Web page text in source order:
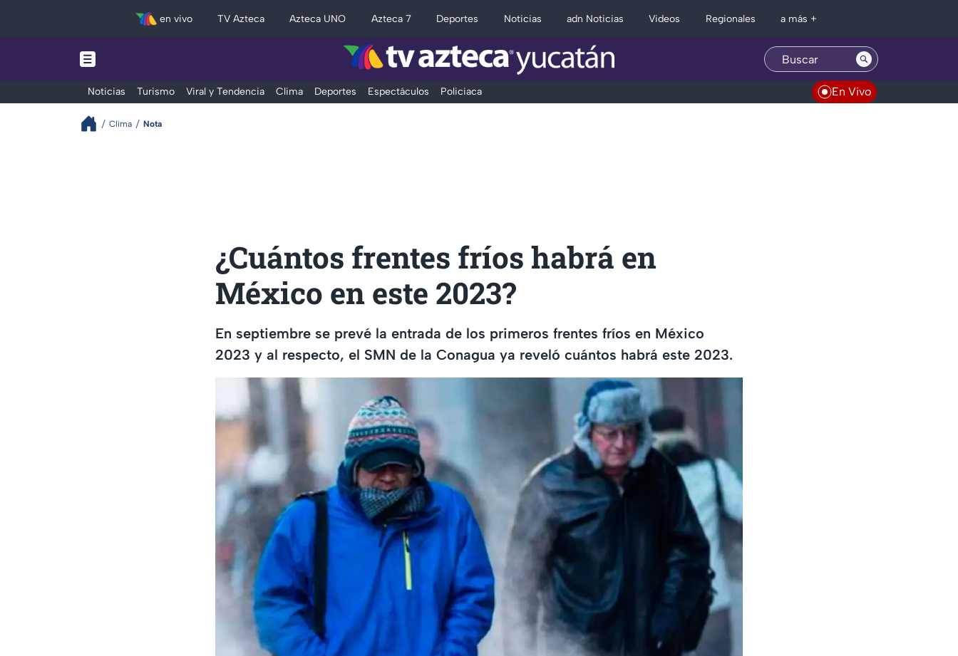
en vivo TV Azteca Azteca UNO Azteca 7 Deportes Noticias adn Noticias Videos Regionales a más +
Noticias Turismo Viral y Tendencia Clima Deportes Espectáculos Policiaca En Vivo
Clima Nota
¿Cuántos frentes fríos habrá en
México en este 2023?
En septiembre se prevé la entrada de los primeros frentes fríos en México
2023 y al respecto, el SMN de la Conagua ya reveló cuántos habrá este 2023.